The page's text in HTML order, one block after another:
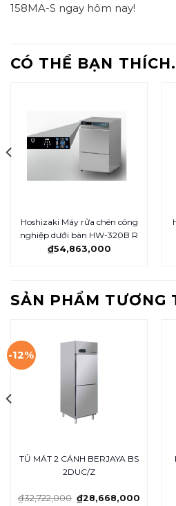
158MA-S ngay hôm nay!
CÓ THỂ BẠN
Hoshizaki Máy rửa chén công
nghiệp dưới bàn HW-320B R
₫54,863,000
SẢN PHẨM TƯƠNG
-12%
TỦ MÁT 2 CÁNH BERJAYA BS
2DUC/Z
₫32,722,000 ₫28,668,000